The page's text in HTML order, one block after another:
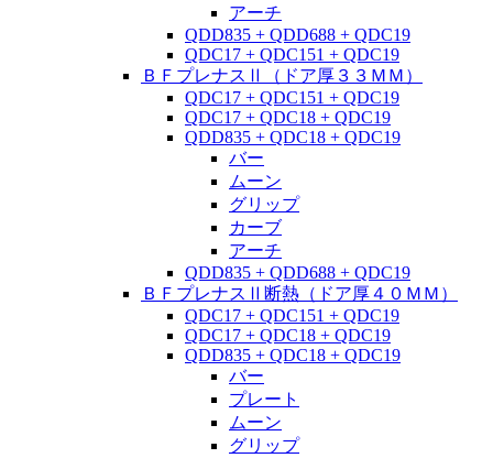
アーチ
QDD835 + QDD688 + QDC19
QDC17 + QDC151 + QDC19
ＢＦプレナスⅡ（ドア厚３３ＭＭ）
QDC17 + QDC151 + QDC19
QDC17 + QDC18 + QDC19
QDD835 + QDC18 + QDC19
バー
ムーン
グリップ
カーブ
アーチ
QDD835 + QDD688 + QDC19
ＢＦプレナスⅡ断熱（ドア厚４０ＭＭ）
QDC17 + QDC151 + QDC19
QDC17 + QDC18 + QDC19
QDD835 + QDC18 + QDC19
バー
プレート
ムーン
グリップ